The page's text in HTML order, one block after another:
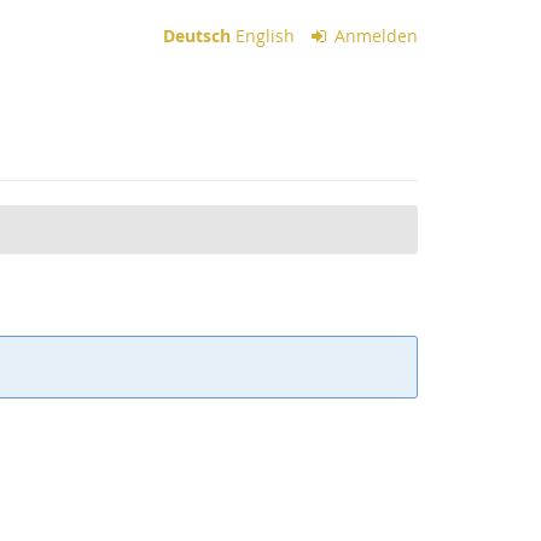
Deutsch English Anmelden